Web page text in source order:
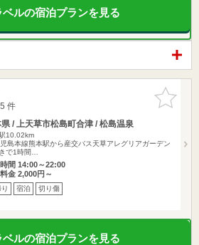
ルの宿泊プランを見る
お気に入
りに追加
件
/ 上天草市松島町合津 / 松島温泉
10.02km
島本線熊本駅から産交バス天草アレグリアガーデン
で1時間…
間 14:00～22:00
金 2,000円～
宿泊 切り傷
ルの宿泊プランを見る